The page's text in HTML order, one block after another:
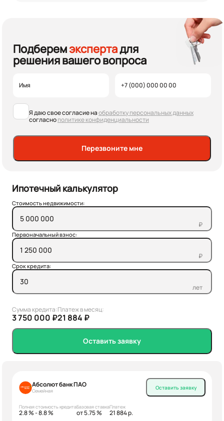
Подберемэкспертадля
решения вашего вопроса
Я даю свое согласие наобработку персональных данных
согласнополитике конфиденциальности
Перезвоните мне
Ипотечный калькулятор
Стоимость недвижимости:
₽
Первоначальный взнос:
₽
Срок кредита:
лет
Сумма кредита:
3 750 000 ₽
Платеж в месяц:
21 884 ₽
Оставить заявку
Абсолют банк ПАО
Семейная
Полная стоимость кредита
2.8 % - 8.8 %
Базовая ставка
от 5.75 %
Платеж
21 884 р.
Оставить заявку